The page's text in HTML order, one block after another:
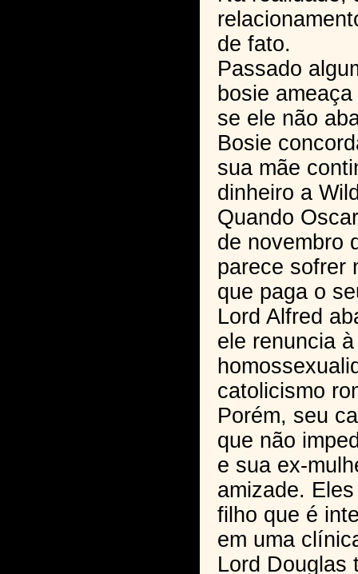
de fato.
Passado
bosie
se ele não
Bosie
sua mãe
dinheiro a
Quando
de novembro
parece sofrer
que paga o
Lord Alfred
ele renuncia
catolicismo
Porém, seu
que não
e sua ex-
amizade.
filho que é
em uma
Lord Douglas